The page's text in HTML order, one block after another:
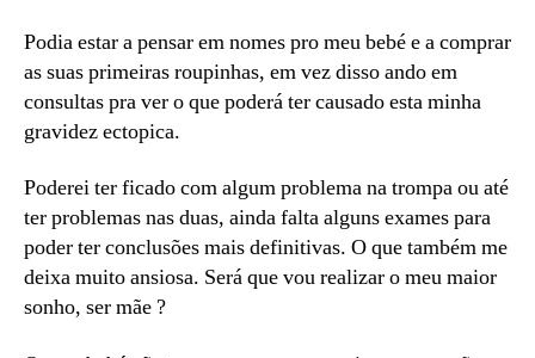
Podia estar a pensar em nomes pro meu bebé e a comprar
as suas primeiras roupinhas, em vez disso ando em
consultas pra ver o que poderá ter causado esta minha
gravidez ectopica.
Poderei ter ficado com algum problema na trompa ou até
ter problemas nas duas, ainda falta alguns exames para
poder ter conclusões mais definitivas. O que também me
deixa muito ansiosa. Será que vou realizar o meu maior
sonho, ser mãe ?